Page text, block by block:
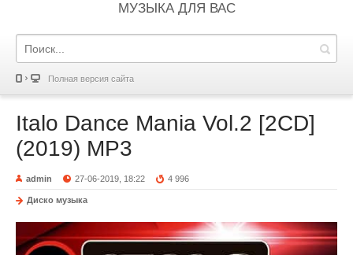
МУЗЫКА ДЛЯ ВАС
Полная версия сайта
Italo Dance Mania Vol.2 [2CD]
(2019) MP3
admin 27-06-2019, 18:22 4 996
Диско музыка